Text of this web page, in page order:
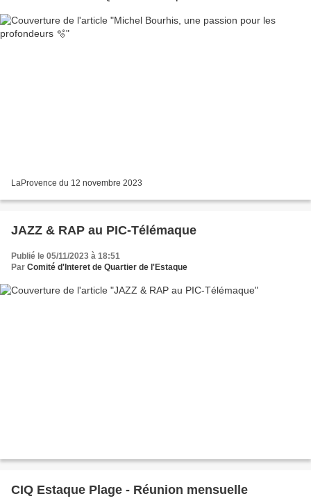
LaProvence du 12 novembre 2023
JAZZ & RAP au PIC-Télémaque
Publié le 05/11/2023 à 18:51
Par Comité d'Interet de Quartier de l'Estaque
CIQ Estaque Plage - Réunion mensuelle